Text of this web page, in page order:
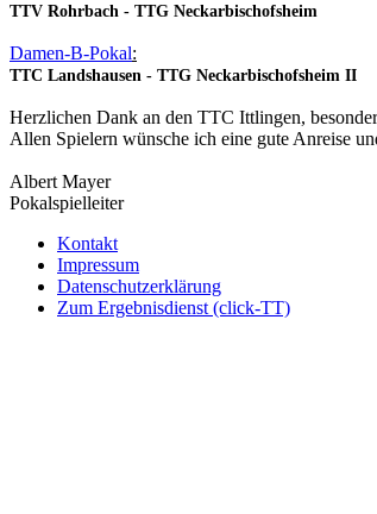
TTV Rohrbach - TTG Neckarbischofsheim
Damen-B-Pokal:
TTC Landshausen - TTG Neckarbischofsheim II
Herzlichen Dank an den TTC Ittlingen,
Allen Spielern wünsche ich eine gute Anreise
Albert Mayer
Pokalspielleiter
Kontakt
Impressum
Datenschutzerklärung
Zum Ergebnisdienst (click-TT)